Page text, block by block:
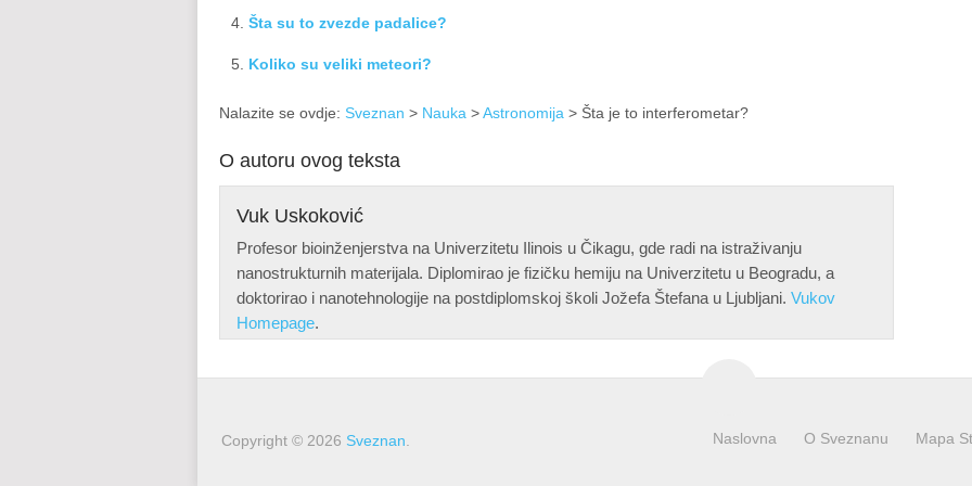
Šta su to zvezde padalice?
Koliko su veliki meteori?
Nalazite se ovdje: Sveznan > Nauka >Astronomija > Šta je to interferometar?
O autoru ovog teksta
Vuk Uskoković
Profesor bioinženjerstva na Univerzitetu Ilinois u Čikagu, gde radi na istraživanju
nanostrukturnih materijala. Diplomirao je fizičku hemiju na Univerzitetu u Beogradu, a
doktorirao i nanotehnologije na postdiplomskoj školi Jožefa Štefana u Ljubljani. Vukov
Homepage.
Copyright © 2026 Sveznan Naslovna O Sveznanu Mapa